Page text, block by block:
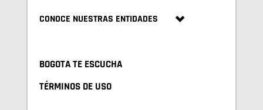
CONOCE NUESTRAS ENTIDADES
BOGOTA TE ESCUCHA
TÉRMINOS DE USO